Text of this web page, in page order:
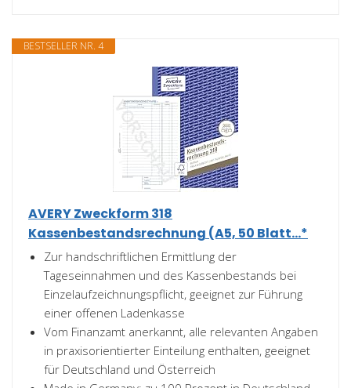
BESTSELLER NR. 4
AVERY Zweckform 318
Kassenbestandsrechnung (A5, 50 Blatt...*
Zur handschriftlichen Ermittlung der
Tageseinnahmen und des Kassenbestands bei
Einzelaufzeichnungspflicht, geeignet zur Führung
einer offenen Ladenkasse
Vom Finanzamt anerkannt, alle relevanten Angaben
in praxisorientierter Einteilung enthalten, geeignet
für Deutschland und Österreich